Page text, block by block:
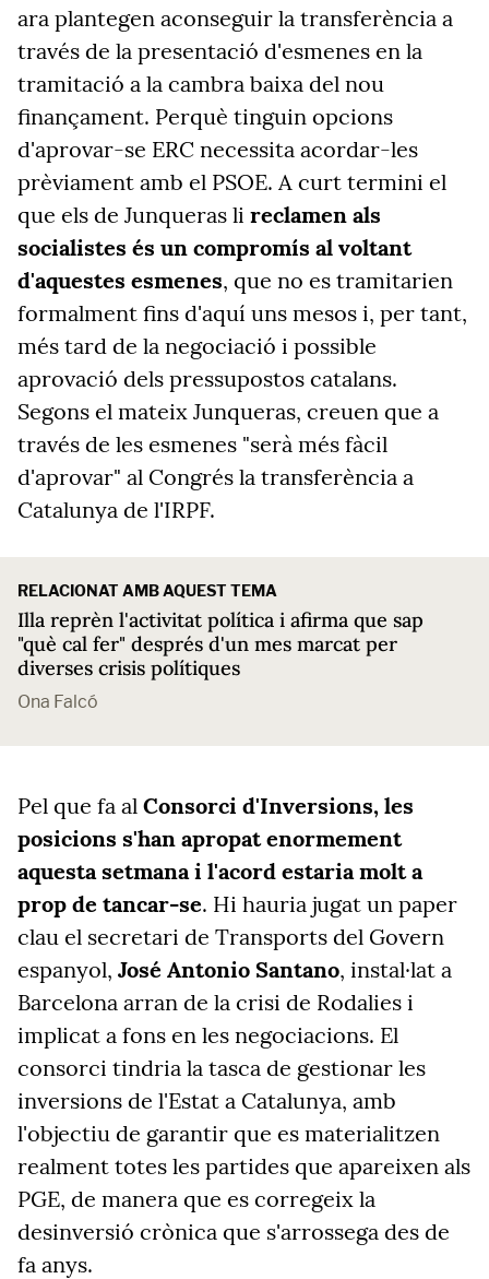
ara plantegen aconseguir la transferència a
través de la presentació d'esmenes en la
tramitació a la cambra baixa del nou
finançament. Perquè tinguin opcions
d'aprovar-se ERC necessita acordar-les
prèviament amb el PSOE. A curt termini el
que els de Junqueras li reclamen als
socialistes és un compromís al voltant
d'aquestes esmenes, que no es tramitarien
formalment fins d'aquí uns mesos i, per tant,
més tard de la negociació i possible
aprovació dels pressupostos catalans.
Segons el mateix Junqueras, creuen que a
través de les esmenes "serà més fàcil
d'aprovar" al Congrés la transferència a
Catalunya de l'IRPF.
RELACIONAT AMB AQUEST TEMA
Illa reprèn l'activitat política i afirma que sap
"què cal fer" després d'un mes marcat per
diverses crisis polítiques
Ona Falcó
Pel que fa al Consorci d'Inversions, les
posicions s'han apropat enormement
aquesta setmana i l'acord estaria molt a
prop de tancar-se. Hi hauria jugat un paper
clau el secretari de Transports del Govern
espanyol, José Antonio Santano, instal·lat a
Barcelona arran de la crisi de Rodalies i
implicat a fons en les negociacions. El
consorci tindria la tasca de gestionar les
inversions de l'Estat a Catalunya, amb
l'objectiu de garantir que es materialitzen
realment totes les partides que apareixen als
PGE, de manera que es corregeix la
desinversió crònica que s'arrossega des de
fa anys.